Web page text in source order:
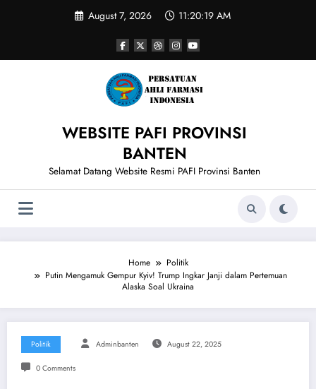
August 7, 2026 11:20:20 AM
WEBSITE PAFI PROVINSI
BANTEN
Selamat Datang Website Resmi PAFI Provinsi Banten
Home
Politik
Putin Mengamuk Gempur Kyiv! Trump Ingkar Janji dalam Pertemuan
Alaska Soal Ukraina
Politik Adminbanten August 22, 2025
0 Comments